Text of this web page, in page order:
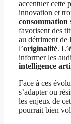
accentuer cette
innovation et
consommation
favorisent des
au détriment de
l’originalité. L’
informer les
intelligence
Face à ces
s’adapter ou
les enjeux de
pourrait bien